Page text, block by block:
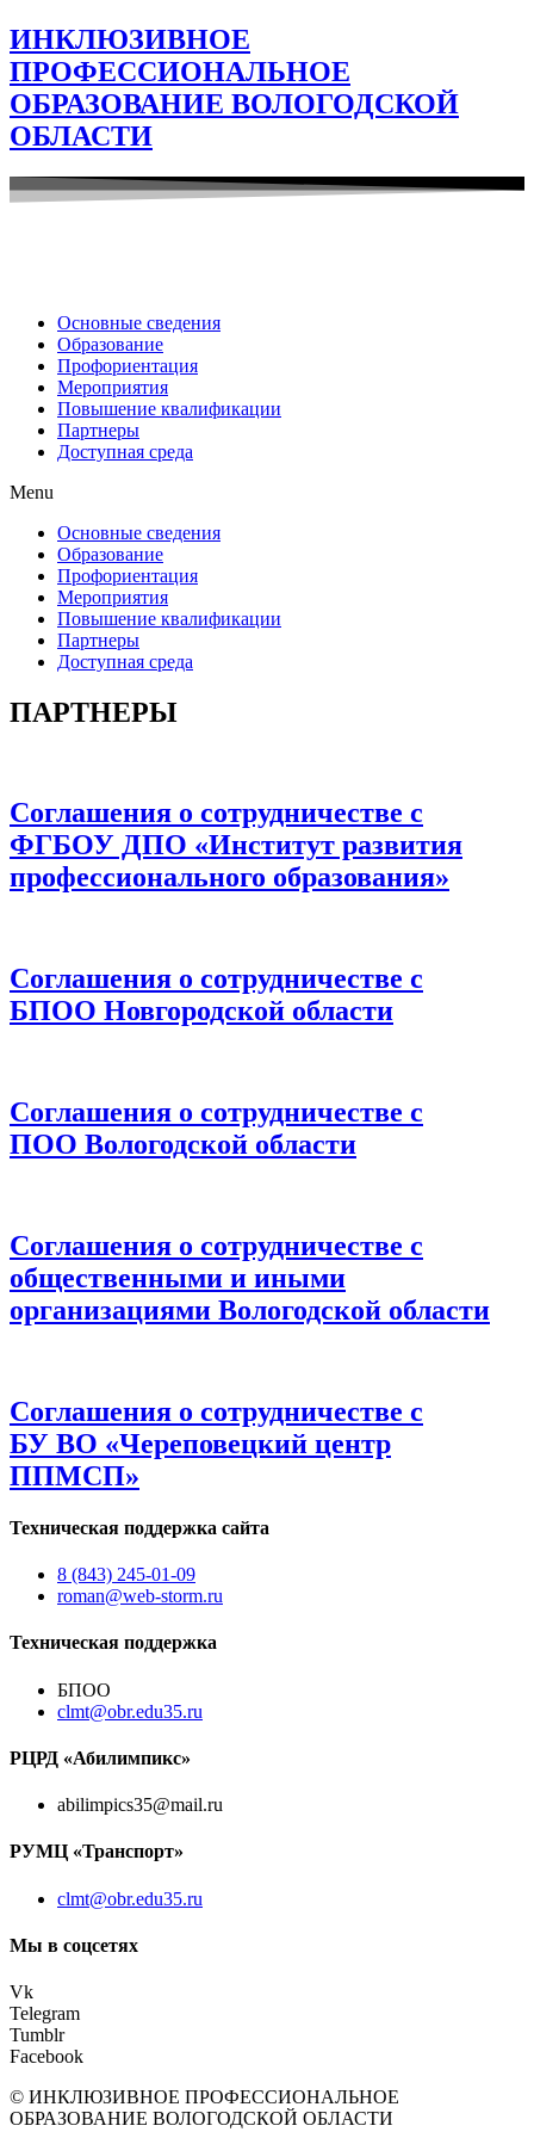
ИНКЛЮЗИВНОЕ
ПРОФЕССИОНАЛЬНОЕ
ОБРАЗОВАНИЕ ВОЛОГОДСКОЙ
ОБЛАСТИ
Основные сведения
Образование
Профориентация
Мероприятия
Повышение квалификации
Партнеры
Доступная среда
Menu
Основные сведения
Образование
Профориентация
Мероприятия
Повышение квалификации
Партнеры
Доступная среда
ПАРТНЕРЫ
Соглашения о сотрудничестве с
ФГБОУ ДПО «Институт развития
профессионального образования»
Соглашения о сотрудничестве с
БПОО Новгородской области
Соглашения о сотрудничестве с
ПОО Вологодской области
Соглашения о сотрудничестве с
общественными и иными
организациями Вологодской области
Соглашения о сотрудничестве с
БУ ВО «Череповецкий центр
ППМСП»
Техническая поддержка сайта
8 (843) 245-01-09
roman@web-storm.ru
Техническая поддержка
БПОО
clmt@obr.edu35.ru
РЦРД «Абилимпикс»
abilimpics35@mail.ru
РУМЦ «Транспорт»
clmt@obr.edu35.ru
Мы в соцсетях
Vk
Telegram
Tumblr
Facebook
© ИНКЛЮЗИВНОЕ ПРОФЕССИОНАЛЬНОЕ
ОБРАЗОВАНИЕ ВОЛОГОДСКОЙ ОБЛАСТИ